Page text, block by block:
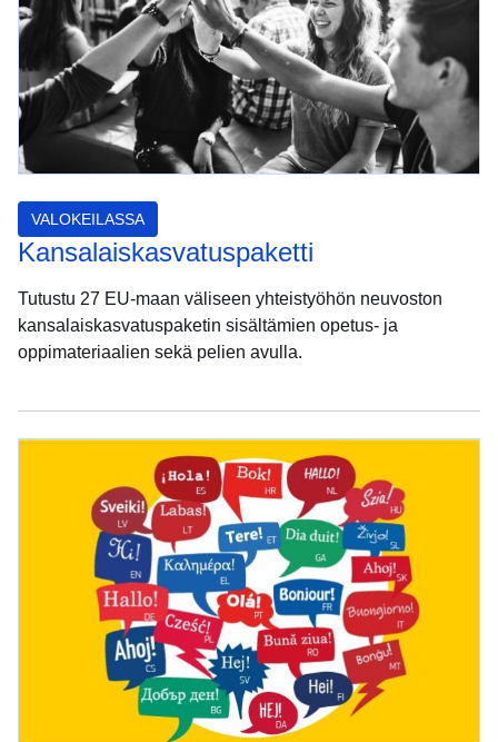
VALOKEILASSA
Kansalaiskasvatuspaketti
Tutustu 27 EU-maan väliseen yhteistyöhön neuvoston
kansalaiskasvatuspaketin sisältämien opetus- ja
oppimateriaalien sekä pelien avulla.